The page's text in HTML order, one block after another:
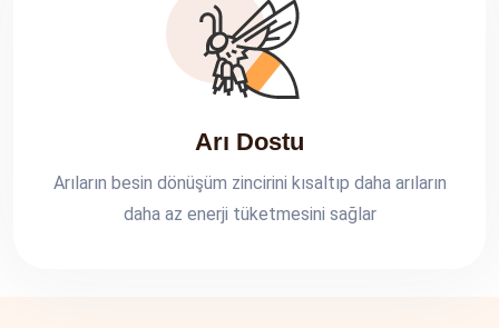
Arı Dostu
Arıların besin dönüşüm zincirini kısaltıp daha arıların
daha az enerji tüketmesini sağlar